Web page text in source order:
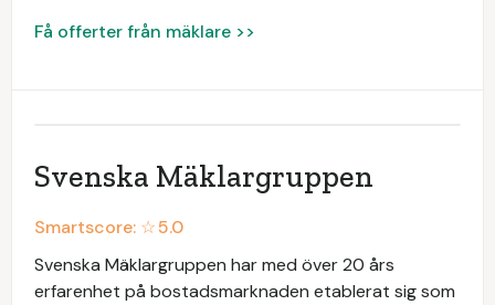
Få offerter från mäklare >>
Svenska Mäklargruppen
Smartscore: ☆5.0
Svenska Mäklargruppen har med över 20 års
erfarenhet på bostadsmarknaden etablerat sig som